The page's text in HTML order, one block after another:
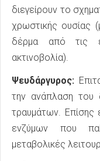
διεγείρουν το
χρωστικής ουσίας
δέρμα από τις
ακτινοβολία).
Ψευδάργυρος:
την ανάπλαση του
τραυμάτων. Επίσης
ενζύμων που
μεταβολικές